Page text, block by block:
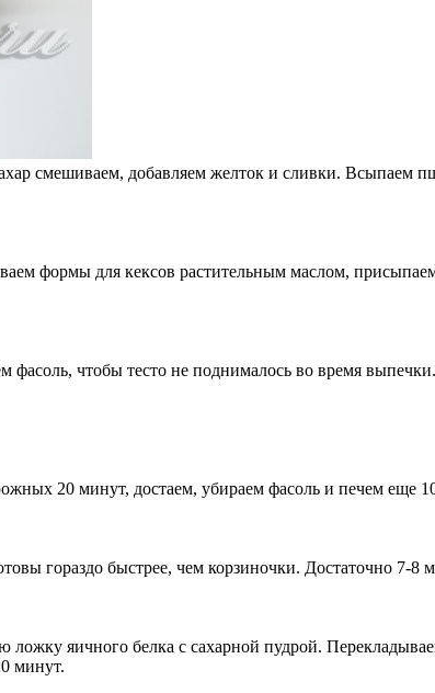
смешиваем, добавляем желток и сливки. Всыпаем
формы для кексов растительным маслом,
чтобы тесто не поднималось во время
20 минут, достаем, убираем фасоль и печем еще
гораздо быстрее, чем корзиночки. Достаточно 7-8
яичного белка с сахарной пудрой.
минут.